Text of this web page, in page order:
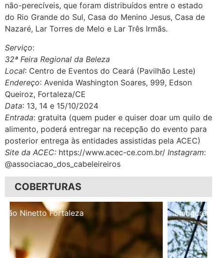
não-perecíveis, que foram distribuídos entre o estado
do Rio Grande do Sul, Casa do Menino Jesus, Casa de
Nazaré, Lar Torres de Melo e Lar Três Irmãs.
Serviço:
32ª Feira Regional da Beleza
Local: Centro de Eventos do Ceará (Pavilhão Leste)
Endereço: Avenida Washington Soares, 999, Edson
Queiroz, Fortaleza/CE
Data: 13, 14 e 15/10/2024
Entrada: gratuita (quem puder e quiser doar um quilo de
alimento, poderá entregar na recepção do evento para
posterior entrega às entidades assistidas pela ACEC)
Site da ACEC: https://www.acec-ce.com.br/ Instagram:
@associacao_dos_cabeleireiros
COBERTURAS
Inauguração Illa Café